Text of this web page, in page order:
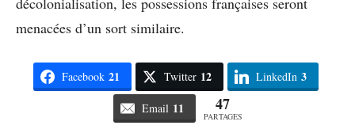
menacées d’un sort similaire.
Facebook 21 Twitter 12 LinkedIn 3
Email 11 47
PARTAGES